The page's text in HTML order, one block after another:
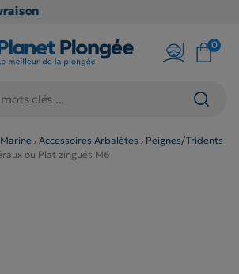
0
Accessoires Arbalètes
Peignes/Tridents
ou Plat zingués M6